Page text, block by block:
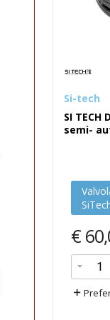
Si-tech
SI TECH
semi-
€
Best
fondo
completi.
rendono ...
€